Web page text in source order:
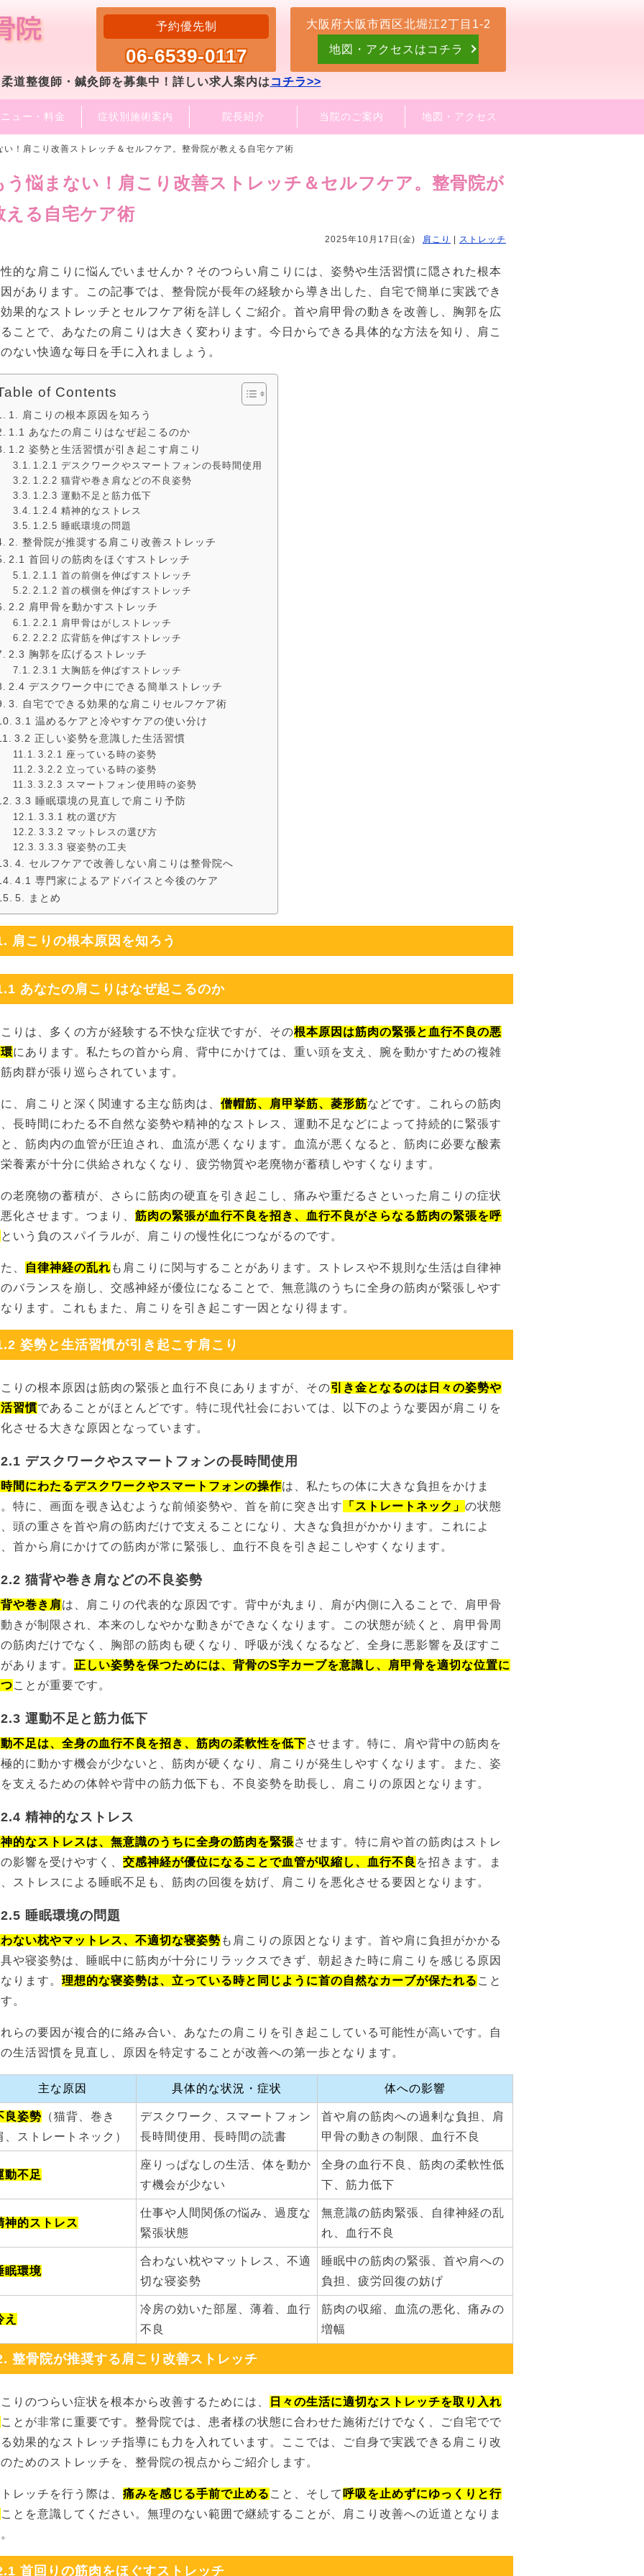
予約優先制
06-6539-0117
大阪府大阪市西区北堀江2丁目1-2
地図・アクセスはコチラ
柔道整復師・鍼灸師を募集中！詳しい求人案内は コチラ>>
ュー・料金 症状別施術案内 院長紹介 当院のご案内 地図・アクセス
い！肩こり改善ストレッチ＆セルフケア。整骨院が教える自宅ケア術
う悩まない！肩こり改善ストレッチ＆セルフケア。整骨院が
える自宅ケア術
2025年10月17日(金) 肩こり ストレッチ
的な肩こりに悩んでいませんか？そのつらい肩こりには、姿勢や生活習慣に隠された根本
があります。この記事では、整骨院が長年の経験から導き出した、自宅で簡単に実践でき
果的なストレッチとセルフケア術を詳しくご紹介。首や肩甲骨の動きを改善し、胸郭を広
ことで、あなたの肩こりは大きく変わります。今日からできる具体的な方法を知り、肩こ
ない快適な毎日を手に入れましょう。
of Contents
1. 肩こりの根本原因を知ろう
1.1 あなたの肩こりはなぜ起こるのか
1.2 姿勢と生活習慣が引き起こす肩こり
1.2.1 デスクワークやスマートフォンの長時間使用
1.2.2 猫背や巻き肩などの不良姿勢
1.2.3 運動不足と筋力低下
1.2.4 精神的なストレス
1.2.5 睡眠環境の問題
2. 整骨院が推奨する肩こり改善ストレッチ
2.1 首回りの筋肉をほぐすストレッチ
2.1.1 首の前側を伸ばすストレッチ
2.1.2 首の横側を伸ばすストレッチ
2.2 肩甲骨を動かすストレッチ
2.2.1 肩甲骨はがしストレッチ
2.2.2 広背筋を伸ばすストレッチ
2.3 胸郭を広げるストレッチ
2.3.1 大胸筋を伸ばすストレッチ
2.4 デスクワーク中にできる簡単ストレッチ
3. 自宅でできる効果的な肩こりセルフケア術
3.1 温めるケアと冷やすケアの使い分け
3.2 正しい姿勢を意識した生活習慣
3.2.1 座っている時の姿勢
3.2.2 立っている時の姿勢
3.2.3 スマートフォン使用時の姿勢
3.3 睡眠環境の見直しで肩こり予防
3.3.1 枕の選び方
3.3.2 マットレスの選び方
3.3.3 寝姿勢の工夫
4. セルフケアで改善しない肩こりは整骨院へ
4.1 専門家によるアドバイスと今後のケア
5. まとめ
肩こりの根本原因を知ろう
あなたの肩こりはなぜ起こるのか
りは、多くの方が経験する不快な症状ですが、その根本原因は筋肉の緊張と血行不良の悪
にあります。私たちの首から肩、背中にかけては、重い頭を支え、腕を動かすための複雑
肉群が張り巡らされています。
、肩こりと深く関連する主な筋肉は、 僧帽筋、肩甲挙筋、菱形筋などです。これらの筋肉
長時間にわたる不自然な姿勢や精神的なストレス、運動不足などによって持続的に緊張す
、筋肉内の血管が圧迫され、血流が悪くなります。血流が悪くなると、筋肉に必要な酸素
養素が十分に供給されなくなり、疲労物質や老廃物が蓄積しやすくなります。
老廃物の蓄積が、さらに筋肉の硬直を引き起こし、痛みや重だるさといった肩こりの症状
化させます。つまり、 筋肉の緊張が血行不良を招き、血行不良がさらなる筋肉の緊張を呼
という負のスパイラルが、肩こりの慢性化につながるのです。
、 自律神経の乱れ も肩こりに関与することがあります。ストレスや不規則な生活は自律神
バランスを崩し、交感神経が優位になることで、無意識のうちに全身の筋肉が緊張しやす
ります。これもまた、肩こりを引き起こす一因となり得ます。
姿勢と生活習慣が引き起こす肩こり
りの根本原因は筋肉の緊張と血行不良にありますが、その引き金となるのは日々の姿勢や
習慣であることがほとんどです。特に現代社会においては、以下のような要因が肩こりを
させる大きな原因となっています。
デスクワークやスマートフォンの長時間使用
間にわたるデスクワークやスマートフォンの操作は、私たちの体に大きな負担をかけま
特に、画面を覗き込むような前傾姿勢や、首を前に突き出す
「ストレートネック」 の状態
頭の重さを首や肩の筋肉だけで支えることになり、大きな負担がかかります。これによ
首から肩にかけての筋肉が常に緊張し、血行不良を引き起こしやすくなります。
猫背や巻き肩などの不良姿勢
や巻き肩は、肩こりの代表的な原因です。背中が丸まり、肩が内側に入ることで、肩甲骨
きが制限され、本来のしなやかな動きができなくなります。この状態が続くと、肩甲骨周
筋肉だけでなく、胸部の筋肉も硬くなり、呼吸が浅くなるなど、全身に悪影響を及ぼすこ
あります。 正しい姿勢を保つためには、背骨のS字カーブを意識し、肩甲骨を適切な位置に
ことが重要です。
運動不足と筋力低下
不足は、全身の血行不良を招き、筋肉の柔軟性を低下させます。特に、肩や背中の筋肉を
的に動かす機会が少ないと、筋肉が硬くなり、肩こりが発生しやすくなります。また、姿
支えるための体幹や背中の筋力低下も、不良姿勢を助長し、肩こりの原因となります。
精神的なストレス
的なストレスは、無意識のうちに全身の筋肉を緊張させます。特に肩や首の筋肉はストレ
影響を受けやすく、 交感神経が優位になることで血管が収縮し、血行不良 を招きます。ま
ストレスによる睡眠不足も、筋肉の回復を妨げ、肩こりを悪化させる要因となります。
睡眠環境の問題
ない枕やマットレス、不適切な寝姿勢 も肩こりの原因となります。首や肩に負担がかかる
や寝姿勢は、睡眠中に筋肉が十分にリラックスできず、朝起きた時に肩こりを感じる原因
ります。 理想的な寝姿勢は、立っている時と同じように首の自然なカーブが保たれる こと
。
らの要因が複合的に絡み合い、あなたの肩こりを引き起こしている可能性が高いです。自
生活習慣を見直し、原因を特定することが改善への第一歩となります。
主な原因 具体的な状況・症状 体への影響
良姿勢 （猫背、巻き
、ストレートネック）
デスクワーク、スマートフォン
長時間使用、長時間の読書
首や肩の筋肉への過剰な負担、肩
甲骨の動きの制限、血行不良
動不足
座りっぱなしの生活、体を動か
す機会が少ない
全身の血行不良、筋肉の柔軟性低
下、筋力低下
神的ストレス
仕事や人間関係の悩み、過度な
緊張状態
無意識の筋肉緊張、自律神経の乱
れ、血行不良
眠環境
合わない枕やマットレス、不適
切な寝姿勢
睡眠中の筋肉の緊張、首や肩への
負担、疲労回復の妨げ
え
冷房の効いた部屋、薄着、血行
不良
筋肉の収縮、血流の悪化、痛みの
増幅
整骨院が推奨する肩こり改善ストレッチ
りのつらい症状を根本から改善するためには、
日々の生活に適切なストレッチを取り入れ
ことが非常に重要です。整骨院では、患者様の状態に合わせた施術だけでなく、ご自宅でで
効果的なストレッチ指導にも力を入れています。ここでは、ご自身で実践できる肩こり改
ためのストレッチを、整骨院の視点からご紹介します。
レッチを行う際は、 痛みを感じる手前で止める こと、そして 呼吸を止めずにゆっくりと行
ことを意識してください。無理のない範囲で継続することが、肩こり改善への近道となりま
首回りの筋肉をほぐすストレッチ